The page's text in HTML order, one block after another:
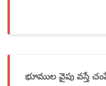
భూముల వైపు వస్తే